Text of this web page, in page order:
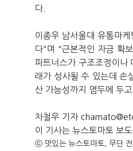
다.
이종우 남서울대 유통마
다"며 "근본적인 자금 확
파트너스가 구조조정이나
래가 성사될 수 있는데 손
산 가능성까지 염두에 두
차철우 기자
이 기사는 뉴스토마토 보
ⓒ 맛있는 뉴스토마토, 무단 전